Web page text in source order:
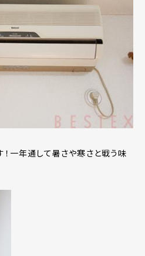
一年通して暑さや寒さと戦う味